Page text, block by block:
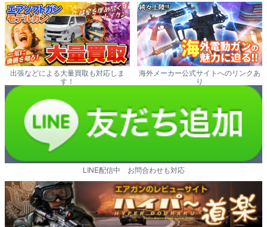
出張などによる大量買取も対応しま
す！
海外メーカー公式サイトへのリンクあ
り
LINE配信中 お問合わせも対応